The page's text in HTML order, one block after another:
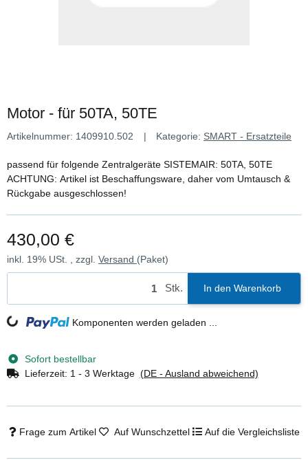
Motor - für 50TA, 50TE
Artikelnummer: 1409910.502 Kategorie: SMART - Ersatzteile
passend für folgende Zentralgeräte SISTEMAIR: 50TA, 50TE
ACHTUNG: Artikel ist Beschaffungsware, daher vom Umtausch &
Rückgabe ausgeschlossen!
430,00 €
inkl. 19% USt. , zzgl. Versand (Paket)
Stk. In den Warenkorb
Loading... Komponenten werden geladen ...
Sofort bestellbar
Lieferzeit: 1 - 3 Werktage (DE - Ausland abweichend)
Frage zum Artikel Auf Wunschzettel Auf die Vergleichsliste